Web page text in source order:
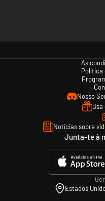
As
Política
Nosso
Notícias sobre
Junta-te à
Estados